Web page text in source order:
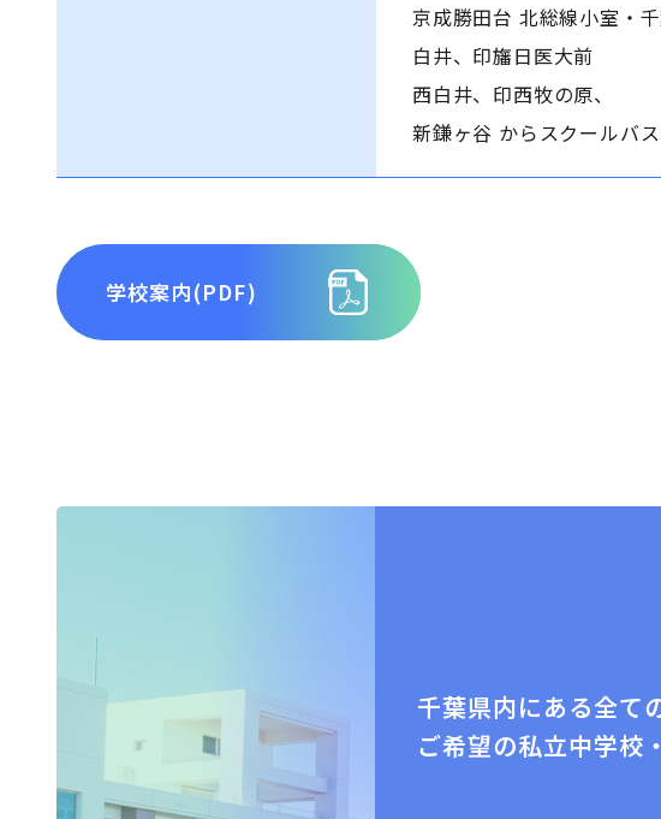
京成勝田台 北総線小室・
白井、印旛日医大前
西白井、印西牧の原、
新鎌ヶ谷 からスクールバ
学校案内(PDF)
千葉県内にある全て
ご希望の私⽴中学校